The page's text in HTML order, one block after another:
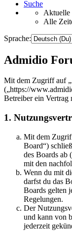
Suche
Aktuelle
Alle
Sprache:
Admidio
Mit dem Zugriff auf
(„https://
Betreiber ein Vertrag
1.
Mit dem
Board“)
des Boards ab
mit den
Wenn du mit
darfst du das
Boards gelten
Regelungen.
Der
und kann von
jederzeit